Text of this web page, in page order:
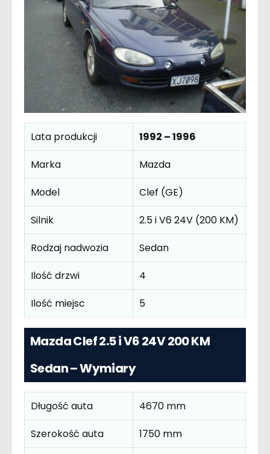
Lata produkcji
1992 – 1996
Marka
Mazda
Model
Clef (GE)
Silnik
2.5 i V6 24V (200 KM)
Rodzaj nadwozia
Sedan
Ilość drzwi
4
Ilość miejsc
5
Mazda Clef 2.5 i V6 24V 200 KM
Sedan – Wymiary
Długość auta
4670 mm
Szerokość auta
1750 mm